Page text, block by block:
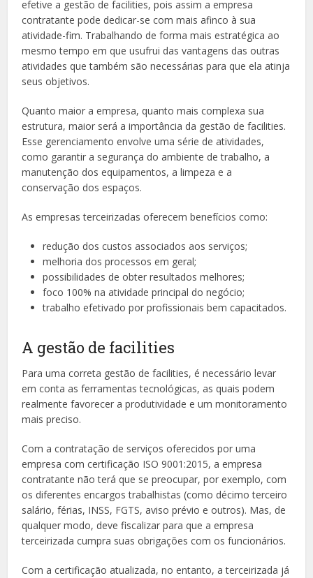
efetive a gestão de facilities, pois assim a empresa
contratante pode dedicar-se com mais afinco à sua
atividade-fim. Trabalhando de forma mais estratégica ao
mesmo tempo em que usufrui das vantagens das outras
atividades que também são necessárias para que ela atinja
seus objetivos.
Quanto maior a empresa, quanto mais complexa sua
estrutura, maior será a importância da gestão de facilities.
Esse gerenciamento envolve uma série de atividades,
como garantir a segurança do ambiente de trabalho, a
manutenção dos equipamentos, a limpeza e a
conservação dos espaços.
As empresas terceirizadas oferecem benefícios como:
redução dos custos associados aos serviços;
melhoria dos processos em geral;
possibilidades de obter resultados melhores;
foco 100% na atividade principal do negócio;
trabalho efetivado por profissionais bem capacitados.
A gestão de facilities
Para uma correta gestão de facilities, é necessário levar
em conta as ferramentas tecnológicas, as quais podem
realmente favorecer a produtividade e um monitoramento
mais preciso.
Com a contratação de serviços oferecidos por uma
empresa com certificação ISO 9001:2015, a empresa
contratante não terá que se preocupar, por exemplo, com
os diferentes encargos trabalhistas (como décimo terceiro
salário, férias, INSS, FGTS, aviso prévio e outros). Mas, de
qualquer modo, deve fiscalizar para que a empresa
terceirizada cumpra suas obrigações com os funcionários.
Com a certificação atualizada, no entanto, a terceirizada já